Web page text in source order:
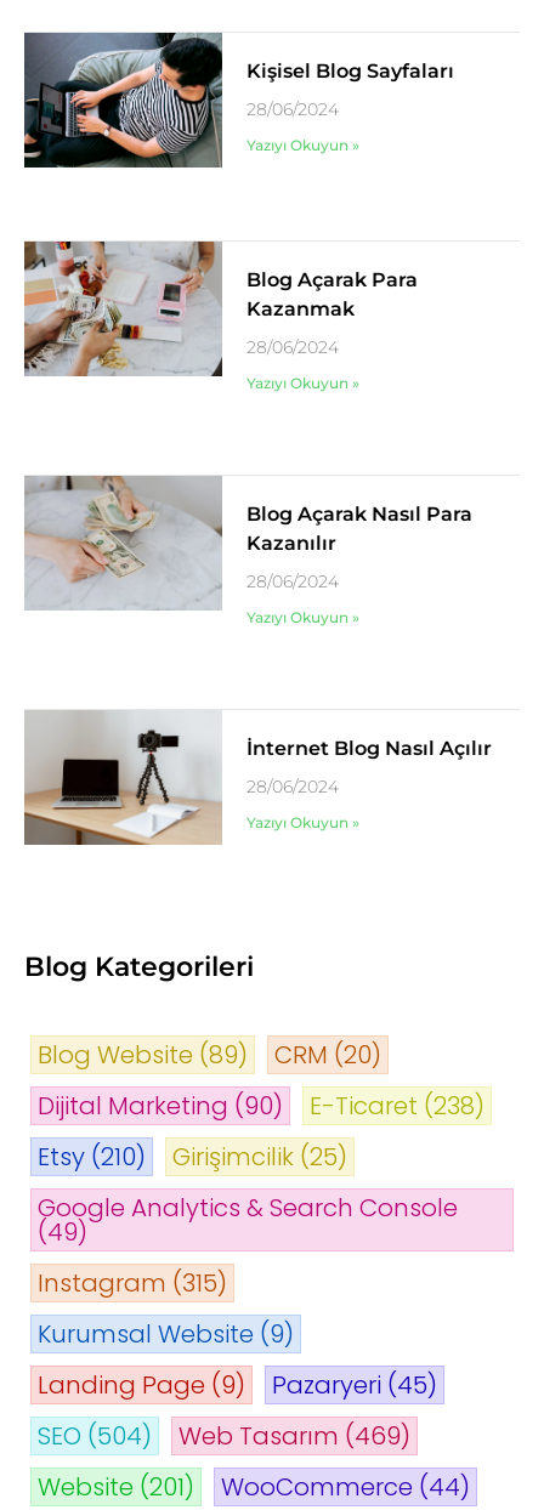
Kişisel Blog Sayfaları
28/06/2024
Yazıyı Okuyun »
Blog Açarak Para
Kazanmak
28/06/2024
Yazıyı Okuyun »
Blog Açarak Nasıl Para
Kazanılır
28/06/2024
Yazıyı Okuyun »
İnternet Blog Nasıl Açılır
28/06/2024
Yazıyı Okuyun »
Blog Kategorileri
Blog Website (89) CRM (20)
Dijital Marketing (90) E-Ticaret (238)
Etsy (210) Girişimcilik (25)
Google Analytics & Search Console
(49)
Instagram (315)
Kurumsal Website (9)
Landing Page (9) Pazaryeri (45)
SEO (504) Web Tasarım (469)
Website (201) WooCommerce (44)